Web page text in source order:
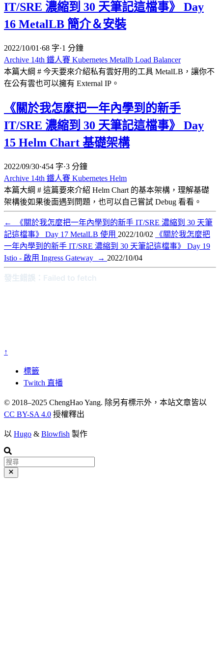
IT/SRE 濃縮到 30 天筆記這檔事》 Day
16 MetalLB 簡介＆安裝
2022/10/01 ·68 字·1 分鐘
Archive 14th 鐵人賽 Kubernetes Metallb Load Balancer
本篇大綱 # 今天要來介紹私有雲好用的工具 MetalLB，讓你不
在公有雲也可以擁有 External IP。
《關於我怎麼把一年內學到的新手
IT/SRE 濃縮到 30 天筆記這檔事》 Day
15 Helm Chart 基礎架構
2022/09/30·454 字·3 分鐘
Archive 14th 鐵人賽 Kubernetes Helm
本篇大綱 # 這篇要來介紹 Helm Chart 的基本架構，理解基礎
架構後如果後面遇到問題，也可以自己嘗試 Debug 看看。
←
《關於我怎麼把一年內學到的新手 IT/SRE 濃縮到 30 天筆
記這檔事》 Day 17 MetalLB 使用 2022/10/02
《關於我怎麼把
一年內學到的新手 IT/SRE 濃縮到 30 天筆記這檔事》 Day 19
Istio - 啟用 Ingress Gateway
→ 2022/10/04
↑
標籤
Twitch 直播
© 2018–2025 ChengHao Yang. 除另有標示外，本站文章皆以
CC BY-SA 4.0 授權釋出
以 Hugo & Blowfish 製作